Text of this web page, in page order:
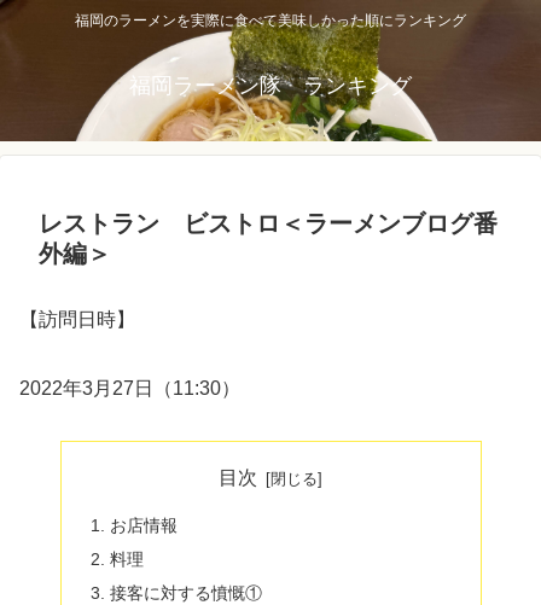
福岡のラーメンを実際に食べて美味しかった順にランキング
福岡ラーメン隊 ランキング
レストラン ビストロ＜ラーメンブログ番
外編＞
【訪問日時】
2022年3月27日（11:30）
目次
お店情報
料理
接客に対する憤慨①